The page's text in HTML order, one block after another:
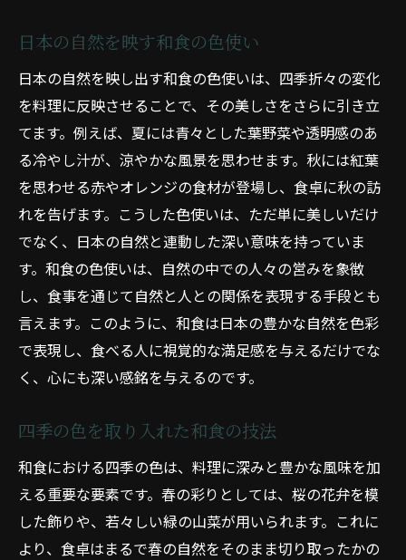
日本の自然を映す和食の色使い
日本の自然を映し出す和食の色使いは、四季折々の変化
を料理に反映させることで、その美しさをさらに引き立
てます。例えば、夏には青々とした葉野菜や透明感のあ
る冷やし汁が、涼やかな風景を思わせます。秋には紅葉
を思わせる赤やオレンジの食材が登場し、食卓に秋の訪
れを告げます。こうした色使いは、ただ単に美しいだけ
でなく、日本の自然と連動した深い意味を持っていま
す。和食の色使いは、自然の中での人々の営みを象徴
し、食事を通じて自然と人との関係を表現する手段とも
言えます。このように、和食は日本の豊かな自然を色彩
で表現し、食べる人に視覚的な満足感を与えるだけでな
く、心にも深い感銘を与えるのです。
四季の色を取り入れた和食の技法
和食における四季の色は、料理に深みと豊かな風味を加
える重要な要素です。春の彩りとしては、桜の花弁を模
した飾りや、若々しい緑の山菜が用いられます。これに
より、食卓はまるで春の自然をそのまま切り取ったかの